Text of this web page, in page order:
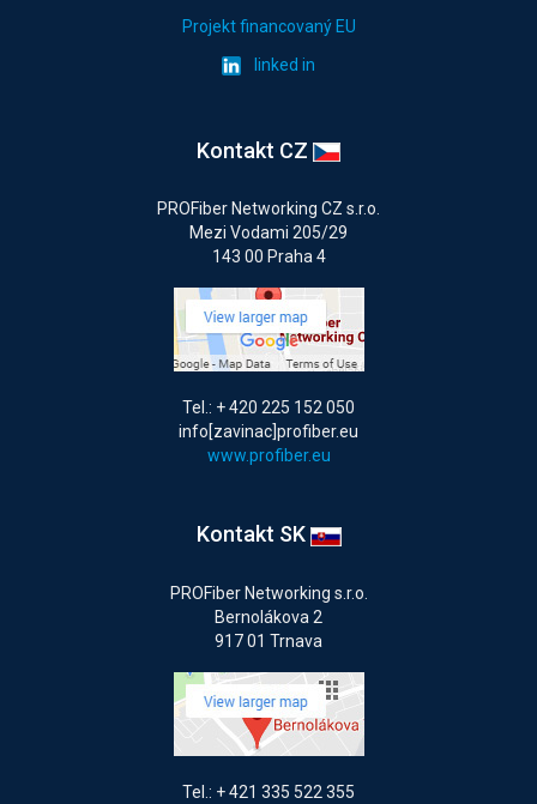
Projekt financovaný EU
linked in
Kontakt CZ
PROFiber Networking CZ s.r.o.
Mezi Vodami 205/29
143 00 Praha 4
Tel.: + 420 225 152 050
info[zavinac]profiber.eu
www.profiber.eu
Kontakt SK
PROFiber Networking s.r.o.
Bernolákova 2
917 01 Trnava
Tel.: + 421 335 522 355